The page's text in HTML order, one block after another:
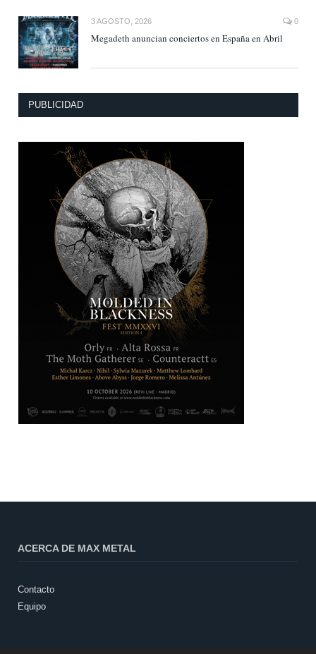
3 AGOSTO, 2026 0
Megadeth anuncian conciertos en España en Abril
PUBLICIDAD
ACERCA DE MAX METAL
Contacto
Equipo